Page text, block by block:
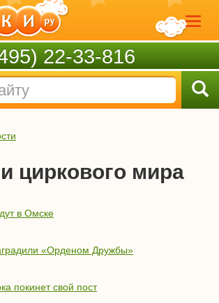
22-33-816
циркового мира
в Омске
«Орденом Дружбы»
покинет свой пост